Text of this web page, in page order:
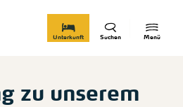
Menü
Suchen
Unterkunft
zu unserem